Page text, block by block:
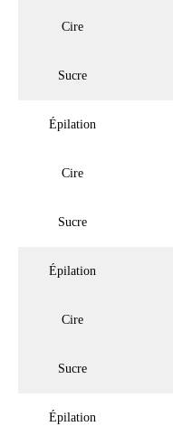
Cire
Sucre
Épilation
Cire
Sucre
Épilation
Cire
Sucre
Épilation